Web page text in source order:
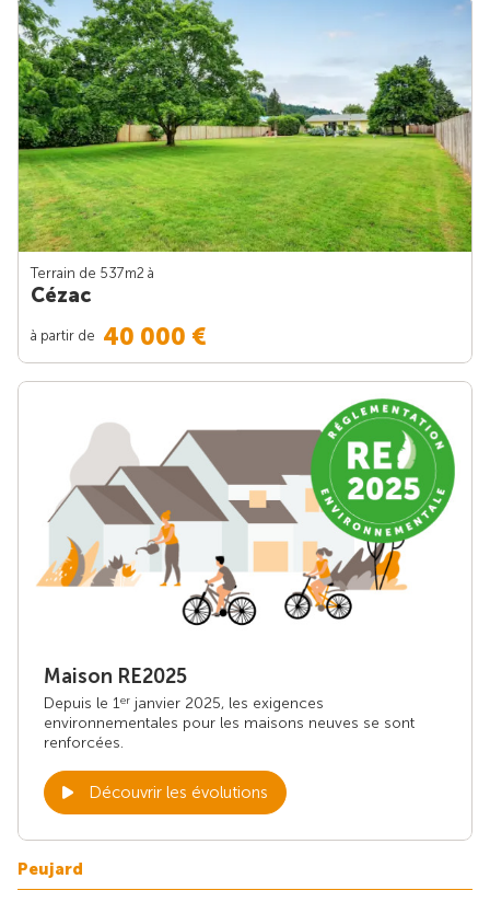
Terrain de 537m2 à
Cézac
à partir de 40 000 €
Maison RE2025
Depuis le 1er janvier 2025, les exigences
environnementales pour les maisons neuves se sont
renforcées.
Découvrir les évolutions
Peujard